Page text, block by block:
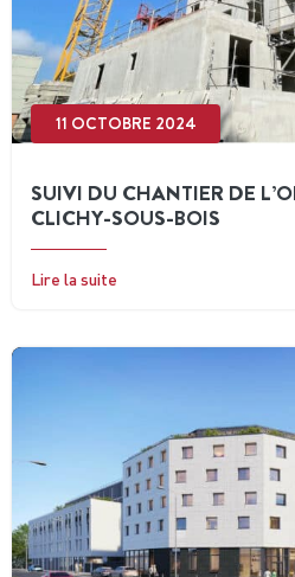
11 OCTOBRE 2024
SUIVI DU CHANTIER DE
CLICHY-SOUS-BOIS
Lire la suite